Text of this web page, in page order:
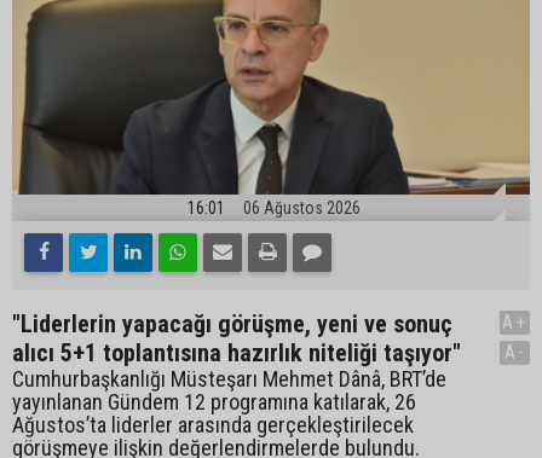
16:01 06 Ağustos 2026
"Liderlerin yapacağı görüşme, yeni ve sonuç
alıcı 5+1 toplantısına hazırlık niteliği taşıyor"
Cumhurbaşkanlığı Müsteşarı Mehmet Dânâ, BRT’de
yayınlanan Gündem 12 programına katılarak, 26
Ağustos’ta liderler arasında gerçekleştirilecek
görüşmeye ilişkin değerlendirmelerde bulundu.
A+
A-